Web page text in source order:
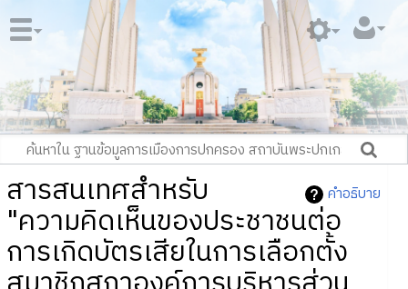
คำอธิบาย
สารสนเทศสำหรับ
"ความคิดเห็นของประชาชนต่อ
การเกิดบัตรเสียในการเลือกตั้ง